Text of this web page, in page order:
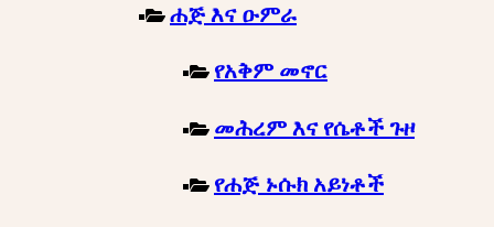
ሐጅ እና ዑምራ
የአቅም መኖር
መሕረም እና የሴቶች ጉዞ
የሐጅ ኑሱክ አይነቶች